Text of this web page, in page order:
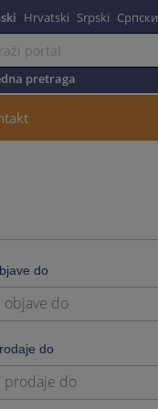
Hrvatski Srpski Српски
pretraga
do
do